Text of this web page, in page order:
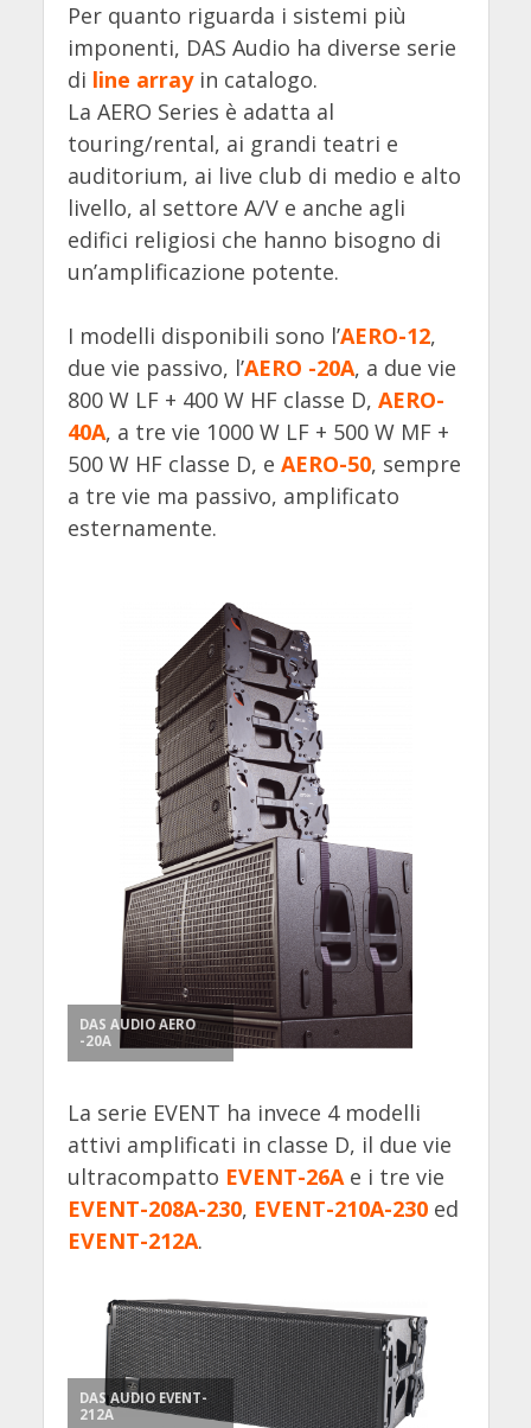
Per quanto riguarda i sistemi più
imponenti, DAS Audio ha diverse serie
di line arrayin catalogo.
La AERO Series è adatta al
touring/rental, ai grandi teatri e
auditorium, ai live club di medio e alto
livello, al settore A/V e anche agli
edifici religiosi che hanno bisogno di
un’amplificazione potente.
I modelli disponibili sono l’AERO-12,
due vie passivo, l’AERO -20A, a due vie
800 W LF + 400 W HF classe D, AERO-
40A, a tre vie 1000 W LF + 500 W MF +
500 W HF classe D, e AERO-50, sempre
a tre vie ma passivo, amplificato
esternamente.
DAS AUDIO AERO
-20A
La serie EVENT ha invece 4 modelli
attivi amplificati in classe D, il due vie
ultracompatto EVENT-26Ae i tre vie
EVENT-208A-230, EVENT-210A-230ed
EVENT-212A.
DAS AUDIO EVENT-
212A